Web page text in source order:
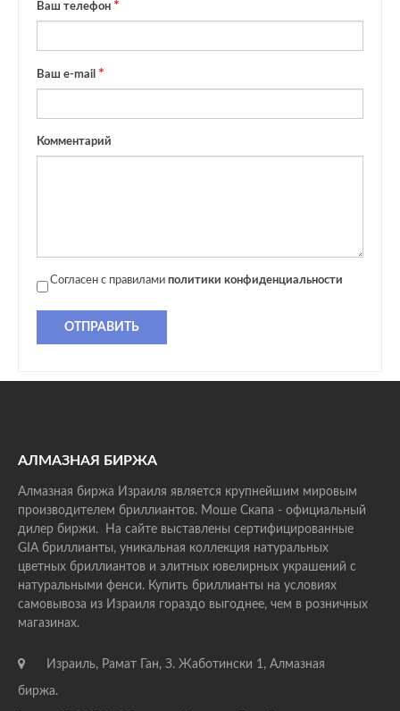
Ваш телефон
Ваш e-mail
Комментарий
Согласен с правилами политики конфиденциальности
ОТПРАВИТЬ
АЛМАЗНАЯ БИРЖА
Алмазная биржа Израиля является крупнейшим мировым
производителем бриллиантов. Моше Скапа - официальный
дилер биржи. На сайте выставлены сертифицированные
GIA бриллианты, уникальная коллекция натуральных
цветных бриллиантов и элитных ювелирных украшений с
натуральными фенси. Купить бриллианты на условиях
самовывоза из Израиля гораздо выгоднее, чем в розничных
магазинах.
Израиль, Рамат Ган, З. Жаботински 1, Алмазная
биржа.